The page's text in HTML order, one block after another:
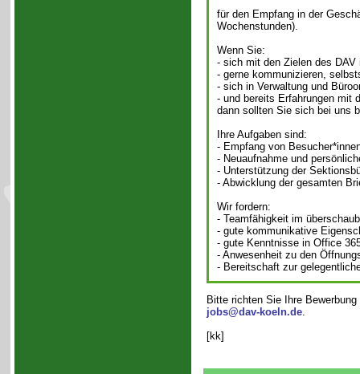
für den Empfang in der
Wochenstunden).
Wenn Sie:
- sich mit den Zielen des
- gerne kommunizieren,
- sich in Verwaltung und
- und bereits Erfahrungen mit
dann sollten Sie sich bei uns
Ihre Aufgaben sind:
- Empfang von
- Neuaufnahme und
- Unterstützung der
- Abwicklung der gesamten
Wir fordern:
- Teamfähigkeit im
- gute kommunikative
- gute Kenntnisse in Office
- Anwesenheit zu den
- Bereitschaft zur
Bitte richten Sie Ihre
jobs@dav-koeln.de.
[kk]